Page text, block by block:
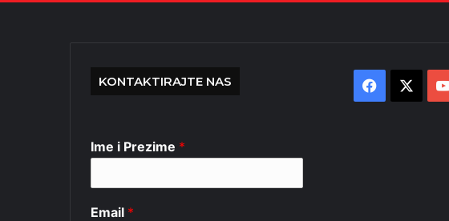
KONTAKTIRAJTE NAS
Ime i Prezime *
Email *
Facebook